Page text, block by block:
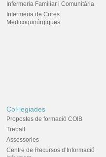
Infermeria Familiar i Comunitària
Infermeria de Cures
Medicoquirúrgiques
Col·legiades
Propostes de formació COIB
Treball
Assessories
Centre de Recursos d’Informació